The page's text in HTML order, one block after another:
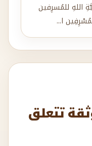
َدَمُ محبَّةِ اللهِ للمُسرِفين
ا...
تتعلق